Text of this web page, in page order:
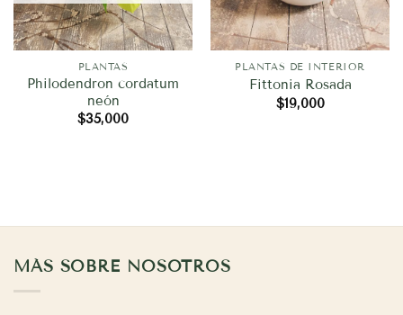
PLANTAS
Philodendron cordatum
neón
$35,000
PLANTAS DE INTERIOR
Fittonia Rosada
$19,000
MÁS SOBRE NOSOTROS